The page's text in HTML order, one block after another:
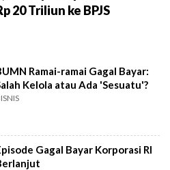
20 Triliun ke BPJS
Ramai-ramai Gagal Bayar:
Kelola atau Ada 'Sesuatu'?
Gagal Bayar Korporasi RI